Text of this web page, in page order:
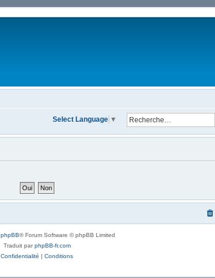
Select Language ▼
phpBB® Forum Software © phpBB Limited
Traduit parphpBB-fr.com
Confidentialité | Conditions